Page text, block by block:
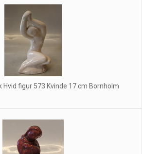
Hvid figur 573 Kvinde 17 cm Bornholm